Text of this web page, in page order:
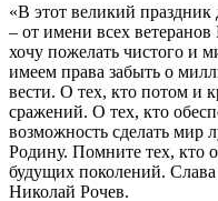
«В этот великий
– от имени всех
хочу пожелать чистого и
имеем права забыть о
вести. О тех, кто потом и
сражений. О тех, кто
возможность сделать мир
Родину. Помните тех, кто
будущих поколений.
Николай Рочев.